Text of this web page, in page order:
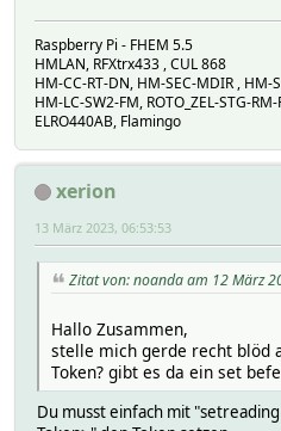
attr EVU_Tibber
attr EVU_Tibber
attr EVU_Tibber
attr EVU_Tibber
attr EVU_Tibber
attr EVU_Tibber
attr EVU_Tibber
attr EVU_Tibber
attr EVU_Tibber
attr EVU_Tibber
attr EVU_Tibber
attr EVU_Tibber
attr EVU_Tibber
attr EVU_Tibber
attr EVU_Tibber
attr EVU_Tibber
Raspberry Pi - FHEM 5.5
HMLAN, RFXtrx433 , CUL 868
HM-CC-RT-DN, HM-SEC-MDIR , HM-
HM-LC-SW2-FM, ROTO_ZEL-STG-RM-
ELRO440AB, Flamingo
xerion
13 März 2023, 06:53:53
Zitat von: noanda am 12 März
Hallo Zusammen,
stelle mich gerde recht blöd
Token? gibt es da ein set
Du musst einfach mit